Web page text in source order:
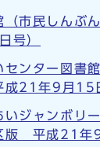
（市民しんぶ
号）
センター図書
21年9月15
いジャンボリ
版 平成21年